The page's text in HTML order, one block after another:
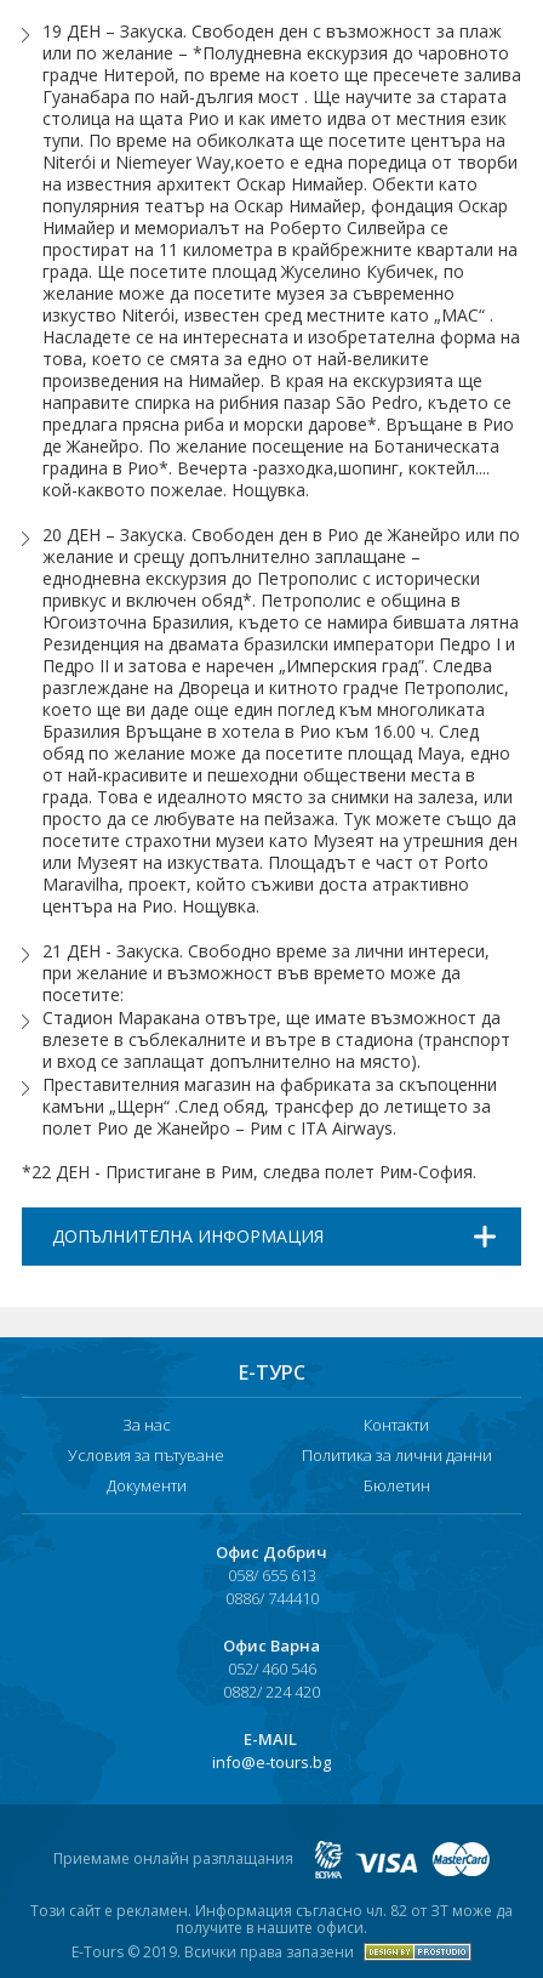
19 ДЕН – Закуска. Свободен ден с възможност за плаж
или по желание – *Полудневна екскурзия до чаровното
градче Нитерой, по време на което ще пресечете залива
Гуанабара по най-дългия мост . Ще научите за старата
столица на щата Рио и как името идва от местния език
тупи. По време на обиколката ще посетите центъра на
Niterói и Niemeyer Way,което е една поредица от творби
на известния архитект Оскар Нимайер. Обекти като
популярния театър на Оскар Нимайер, фондация Оскар
Нимайер и мемориалът на Роберто Силвейра се
простират на 11 километра в крайбрежните квартали на
града. Ще посетите площад Жуселино Кубичек, по
желание може да посетите музея за съвременно
изкуство Niterói, известен сред местните като „MAC“ .
Насладете се на интересната и изобретателна форма на
това, което се смята за едно от най-великите
произведения на Нимайер. В края на екскурзията ще
направите спирка на рибния пазар São Pedro, където се
предлага прясна риба и морски дарове*. Връщане в Рио
де Жанейро. По желание посещение на Ботаническата
градина в Рио*. Вечерта -разходка,шопинг, коктейл....
кой-каквото пожелае. Нощувка.
20 ДЕН – Закуска. Свободен ден в Рио де Жанейро или по
желание и срещу допълнително заплащане –
еднодневна екскурзия до Петрополис с исторически
привкус и включен обяд*. Петрополис е община в
Югоизточна Бразилия, където се намира бившата лятна
Резиденция на двамата бразилски императори Педро І и
Педро ІІ и затова е наречен „Имперския град”. Следва
разглеждане на Двореца и китното градче Петрополис,
което ще ви даде още един поглед към многоликата
Бразилия Връщане в хотела в Рио към 16.00 ч. След
обяд по желание може да посетите площад Мауа, едно
от най-красивите и пешеходни обществени места в
града. Това е идеалното място за снимки на залеза, или
просто да се любувате на пейзажа. Тук можете също да
посетите страхотни музеи като Музеят на утрешния ден
или Музеят на изкуствата. Площадът е част от Porto
Maravilha, проект, който съживи доста атрактивно
центъра на Рио. Нощувка.
21 ДЕН - Закуска. Свободно време за лични интереси,
при желание и възможност във времето може да
посетите:
Стадион Маракана отвътре, ще имате възможност да
влезете в съблекалните и вътре в стадиона (транспорт
и вход се заплащат допълнително на място).
Преставителния магазин на фабриката за скъпоценни
камъни „Щерн“ .След обяд, трансфер до летището за
полет Рио де Жанейро – Рим с ITA Airways.
*22 ДЕН - Пристигане в Рим, следва полет Рим-София.
ДОПЪЛНИТЕЛНА ИНФОРМАЦИЯ
Е-ТУРС
За нас
Контакти
Условия за пътуване
Политика за лични данни
Документи
Бюлетин
Офис Добрич
058/ 655 613
0886/ 744410
Офис Варна
052/ 460 546
0882/ 224 420
Е-MAIL
info@e-tours.bg
Приемаме онлайн разплащания
Този сайт е рекламен. Информация съгласно чл. 82 от ЗТ може да
получите в нашите офиси.
E-Tours © 2019. Всички права запазени